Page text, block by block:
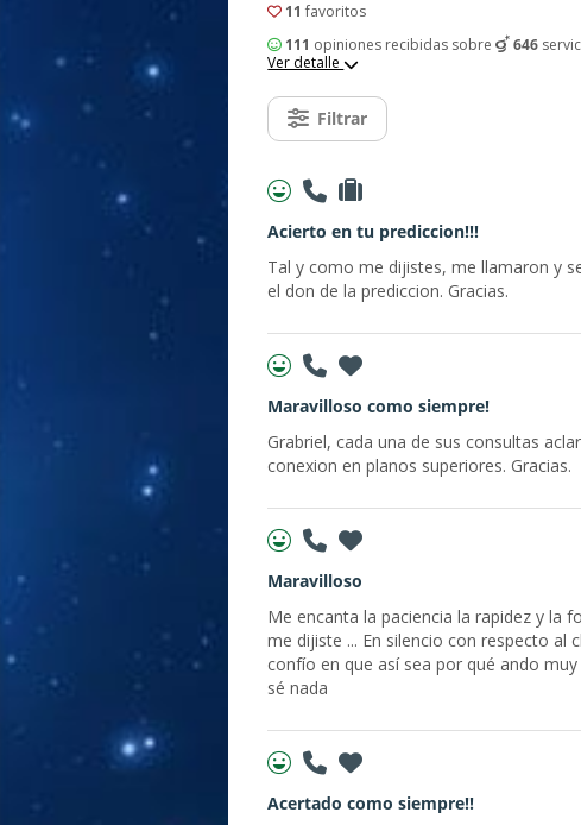
11 favoritos
111 opiniones recibidas sobre 646
Ver detalle
Filtrar
Acierto en tu prediccion!!!
Tal y como me dijistes, me llamaron y
el don de la prediccion. Gracias.
Maravilloso como siempre!
Grabriel, cada una de sus consultas
conexion en planos superiores. Gracias.
Maravilloso
Me encanta la paciencia la rapidez y la
me dijiste ... En silencio con respecto al
confío en que así sea por qué ando
sé nada
Acertado como siempre!!